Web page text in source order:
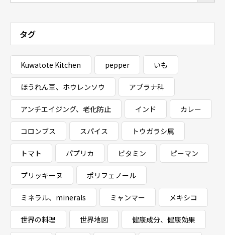
タグ
Kuwatote Kitchen pepper いも
ほうれん草、ホウレンソウ アブラナ科
アンチエイジング、老化防止 インド カレー
コロンブス スパイス トウガラシ属
トマト パプリカ ビタミン ピーマン
プリッキーヌ ポリフェノール
ミネラル、minerals ミャンマー メキシコ
世界の料理 世界地図 健康成分、健康効果